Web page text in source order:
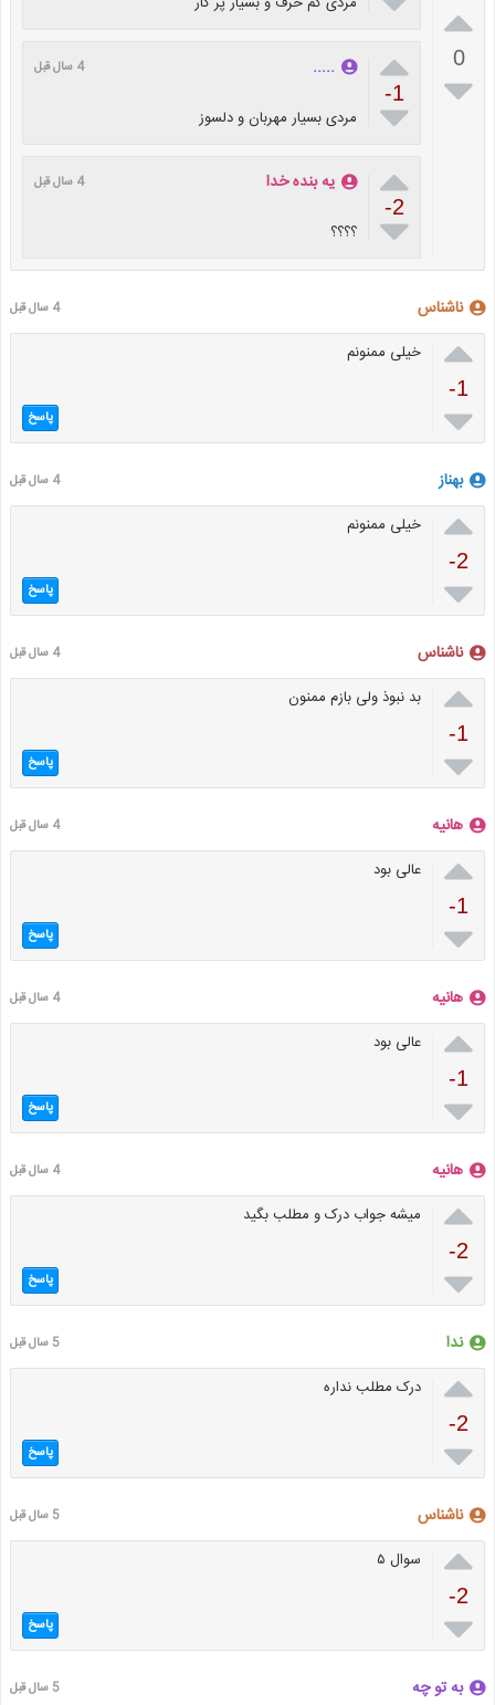

0


-1

..... 4 سال قبل
مردی بسیار مهربان و دلسوز

-2

یه بنده خدا 4 سال قبل
؟؟؟؟
ناشناس 4 سال قبل

-1

خیلی ممنونم
پاسخ
بهناز 4 سال قبل

-2

خیلی ممنونم
پاسخ
ناشناس 4 سال قبل

-1

بد نبوذ ولی بازم ممنون
پاسخ
هانیه 4 سال قبل

-1

عالی بود
پاسخ
هانیه 4 سال قبل

-1

عالی بود
پاسخ
هانیه 4 سال قبل

-2

میشه جواب درک و مطلب بگید
پاسخ
ندا 5 سال قبل

-2

درک مطلب نداره
پاسخ
ناشناس 5 سال قبل

-2

سوال ۵
پاسخ
به تو چه 5 سال قبل